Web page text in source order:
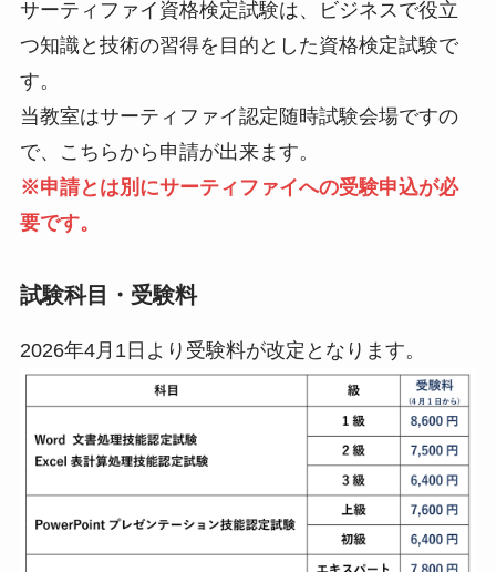
サーティファイ資格検定試験は、ビジネスで役立
つ知識と技術の習得を目的とした資格検定試験で
す。
当教室はサーティファイ認定随時試験会場ですの
で、こちらから申請が出来ます。
※申請とは別にサーティファイへの受験申込が必
要です。
試験科目・受験料
2026年4月1日より受験料が改定となります。